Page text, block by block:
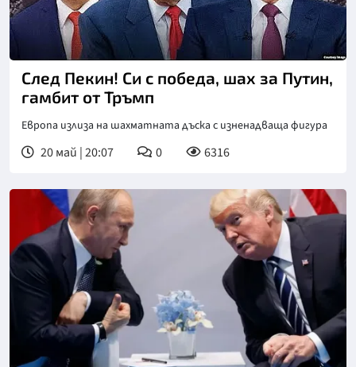
След Пекин! Си с победа, шах за Путин,
гамбит от Тръмп
Европа излиза на шахматната дъска с изненадваща фигура
20 май | 20:07 0 6316